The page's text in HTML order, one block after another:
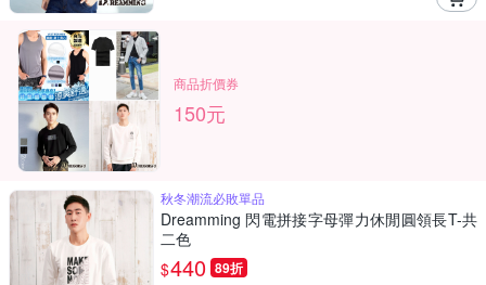
商品折價券
150元
秋冬潮流必敗單品
Dreamming 閃電拼接字母彈力休閒圓領長T-共
二色
$440 89折